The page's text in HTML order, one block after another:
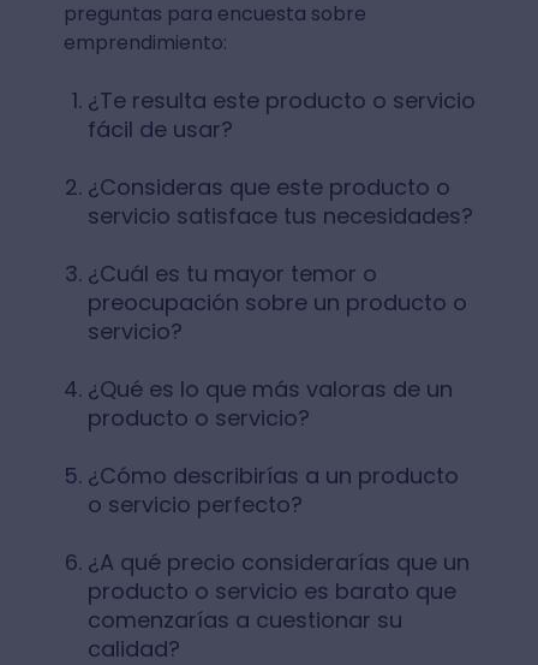
preguntas para encuesta sobre
emprendimiento:
¿Te resulta este producto o servicio
fácil de usar?
¿Consideras que este producto o
servicio satisface tus necesidades?
¿Cuál es tu mayor temor o
preocupación sobre un producto o
servicio?
¿Qué es lo que más valoras de un
producto o servicio?
¿Cómo describirías a un producto
o servicio perfecto?
¿A qué precio considerarías que un
producto o servicio es barato que
comenzarías a cuestionar su
calidad?